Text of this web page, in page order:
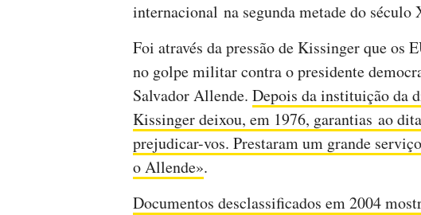
internacional na segunda metade do século
Foi através da pressão de Kissinger que os
no golpe militar contra o presidente
Salvador Allende. Depois da instituição da
Kissinger deixou, em 1976, garantias ao
prejudicar-vos. Prestaram um grande
o Allende».
Documentos desclassificados em 2004